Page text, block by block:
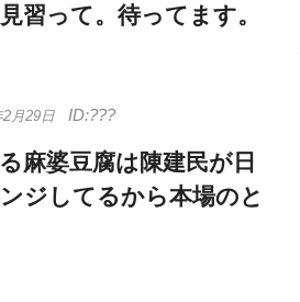
習って。待ってます。
2月29日
麻婆豆腐は陳建民が日
ジしてるから本場のと